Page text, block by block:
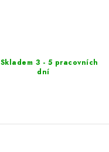
Skladem 3 - 5 pracovních
dní